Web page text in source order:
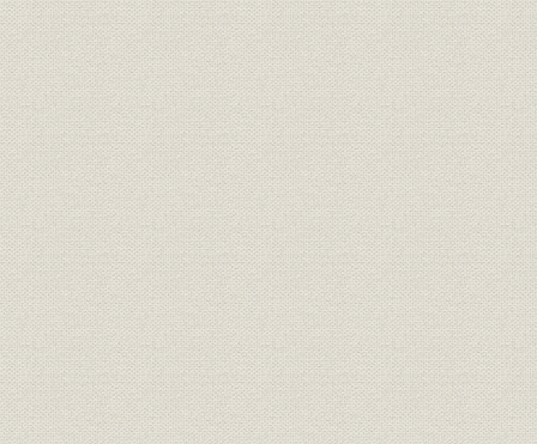
3. 用途別の電力需要
(1) 電灯
(2) 業務用電力
(3) 小口電力
(4) 大口電力
(5) 深夜電力
4. 電力制限と電力使用規制
(1) 昭和26年度から昭和47年度まで
(2) 昭和48年度から昭和55年度まで